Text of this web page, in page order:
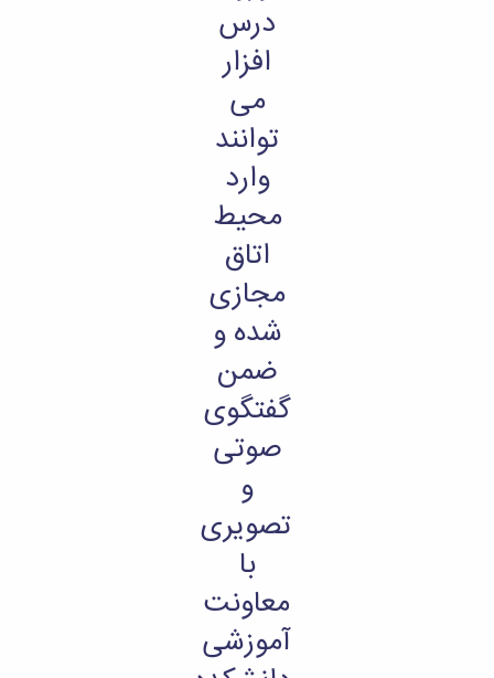
درس
توانند
محیط
مجازی
شده و
ضمن
گفتگوی
صوتی
تصویری
معاونت
آموزشی